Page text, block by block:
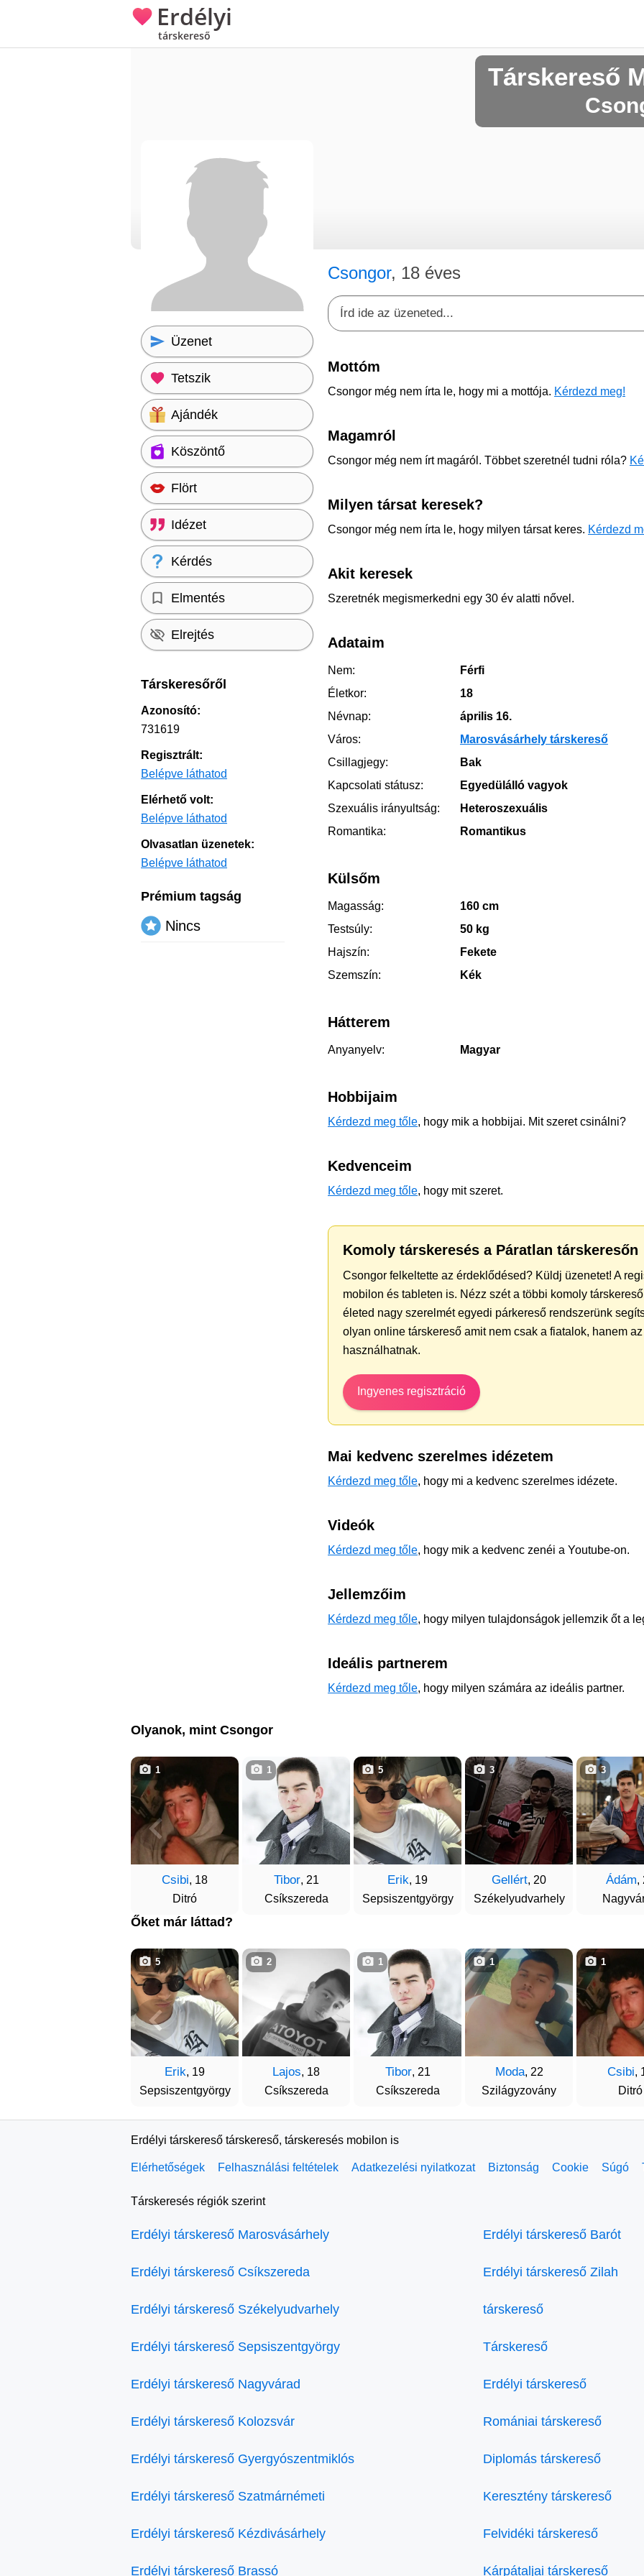
Erdélyi
társkereső
Társkereső
Csongor, 18 éves
Mottóm
Csongor még nem írta le, hogy mi a mottója. Kérdezd meg!
Magamról
Csongor még nem írt magáról. Többet szeretnél tudni róla?
Milyen társat keresek?
Csongor még nem írta le, hogy milyen társat keres. Kérdezd
Akit keresek
Szeretnék megismerkedni egy 30 év alatti nővel.
Adataim
Nem:
Férfi
Életkor:
18
Névnap:
április 16.
Város:
Marosvásárhely társkereső
Csillagjegy:
Bak
Kapcsolati státusz:
Egyedülálló vagyok
Szexuális irányultság:
Heteroszexuális
Romantika:
Romantikus
Külsőm
Magasság:
160 cm
Testsúly:
50 kg
Hajszín:
Fekete
Szemszín:
Kék
Hátterem
Anyanyelv: Magyar
Hobbijaim
Kérdezd meg tőle, hogy mik a hobbijai. Mit szeret csinálni?
Kedvenceim
Kérdezd meg tőle, hogy mit szeret.
Komoly társkeresés a Páratlan társkeresőn
Csongor felkeltette az érdeklődésed? Küldj üzenetet! A
mobilon és tableten is. Nézz szét a többi komoly
életed nagy szerelmét egyedi párkereső rendszerünk
olyan online társkereső amit nem csak a fiatalok, hanem
használhatnak.
Ingyenes regisztráció
Mai kedvenc szerelmes idézetem
Kérdezd meg tőle, hogy mi a kedvenc szerelmes idézete.
Videók
Kérdezd meg tőle, hogy mik a kedvenc zenéi a Youtube-on.
Jellemzőim
Kérdezd meg tőle, hogy milyen tulajdonságok jellemzik őt a
Ideális partnerem
Kérdezd meg tőle, hogy milyen számára az ideális partner.
Üzenet
Tetszik
Ajándék
Köszöntő
Flört
Idézet
Kérdés
Elmentés
Elrejtés
Társkeresőről
Azonosító:
731619
Regisztrált:
Belépve láthatod
Elérhető volt:
Belépve láthatod
Olvasatlan üzenetek:
Belépve láthatod
Prémium tagság
Nincs
Olyanok, mint Csongor
Csibi, 18
Ditró
1
Tibor, 21
Csíkszereda
1
Erik, 19
Sepsiszentgyörgy
5
Gellért, 20
Székelyudvarhely
3
Ádám,
3
Őket már láttad?
Erik, 19
Sepsiszentgyörgy
5
Lajos, 18
Csíkszereda
2
Tibor, 21
Csíkszereda
1
Moda, 22
Szilágyzovány
1
Csibi,
Ditró
1
Erdélyi társkereső társkereső, társkeresés mobilon is
Elérhetőségek Felhasználási feltételek Adatkezelési nyilatkozat Biztonság Cookie Súgó
Társkeresés régiók szerint
Erdélyi társkereső Marosvásárhely
Erdélyi társkereső Csíkszereda
Erdélyi társkereső Székelyudvarhely
Erdélyi társkereső Sepsiszentgyörgy
Erdélyi társkereső Nagyvárad
Erdélyi társkereső Kolozsvár
Erdélyi társkereső Gyergyószentmiklós
Erdélyi társkereső Szatmárnémeti
Erdélyi társkereső Kézdivásárhely
Erdélyi társkereső Brassó
Erdélyi társkereső Barót
Erdélyi társkereső Zilah
társkereső
Társkereső
Erdélyi társkereső
Romániai társkereső
Diplomás társkereső
Keresztény társkereső
Felvidéki társkereső
Kárpátaljai társkereső